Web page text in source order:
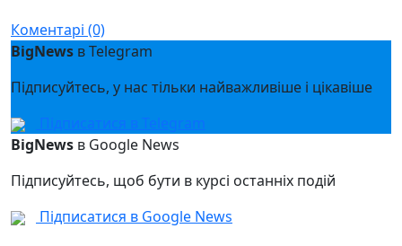
Коментарі (0)
BigNews в Telegram
Підписуйтесь, у нас тільки найважливіше і цікавіше
Підписатися в Telegram
BigNews в Google News
Підписуйтесь, щоб бути в курсі останніх подій
Підписатися в Google News